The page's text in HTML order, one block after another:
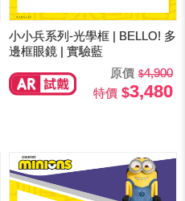
小小兵系列-光學框 | BELLO! 多
邊框眼鏡 | 實驗藍
原價
4,900
特價
3,480